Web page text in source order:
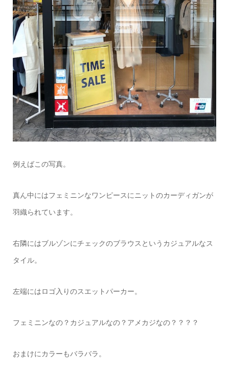
例えばこの写真。
真ん中にはフェミニンなワンピースにニットのカーディガンが
羽織られています。
右隣にはブルゾンにチェックのブラウスというカジュアルなス
タイル。
左端にはロゴ入りのスエットパーカー。
フェミニンなの？カジュアルなの？アメカジなの？？？？
おまけにカラーもバラバラ。